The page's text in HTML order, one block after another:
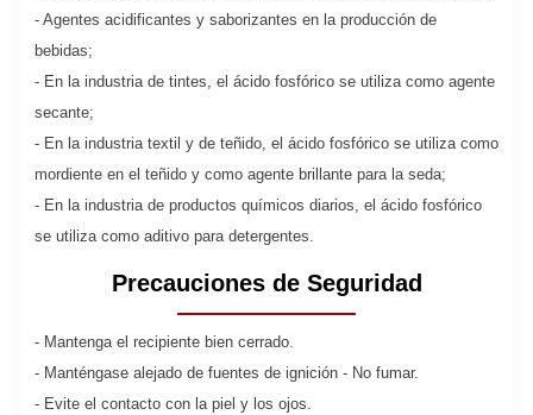
- Agentes acidificantes y saborizantes en la producción de
bebidas;
- En la industria de tintes, el ácido fosfórico se utiliza como agente
secante;
- En la industria textil y de teñido, el ácido fosfórico se utiliza como
mordiente en el teñido y como agente brillante para la seda;
- En la industria de productos químicos diarios, el ácido fosfórico
se utiliza como aditivo para detergentes.
Precauciones de Seguridad
- Mantenga el recipiente bien cerrado.
- Manténgase alejado de fuentes de ignición - No fumar.
- Evite el contacto con la piel y los ojos.